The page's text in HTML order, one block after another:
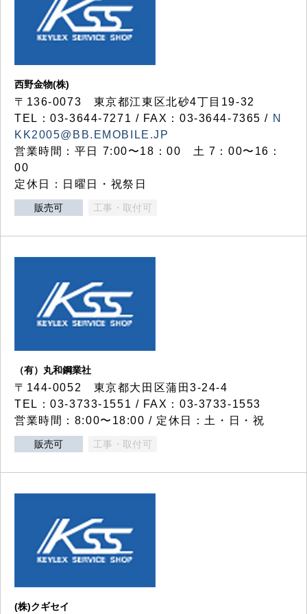
西野金物(株)
〒136-0073 東京都江東区北砂4丁目19-32
TEL：03‐3644‐7271 / FAX：03-3644-7365 / N
KK2005@BB.EMOBILE.JP
営業時間：平日 7:00〜18：00 土 7：00〜16：
00
定休日：日曜日・祝祭日
販売可 工事・取付可
（有）丸和鋼業社
〒144-0052 東京都大田区蒲田3-24-4
TEL：03-3733-1551 / FAX：03-3733-1553
営業時間：8:00〜18:00 / 定休日：土・日・祝
販売可 工事・取付可
(株)クギセイ